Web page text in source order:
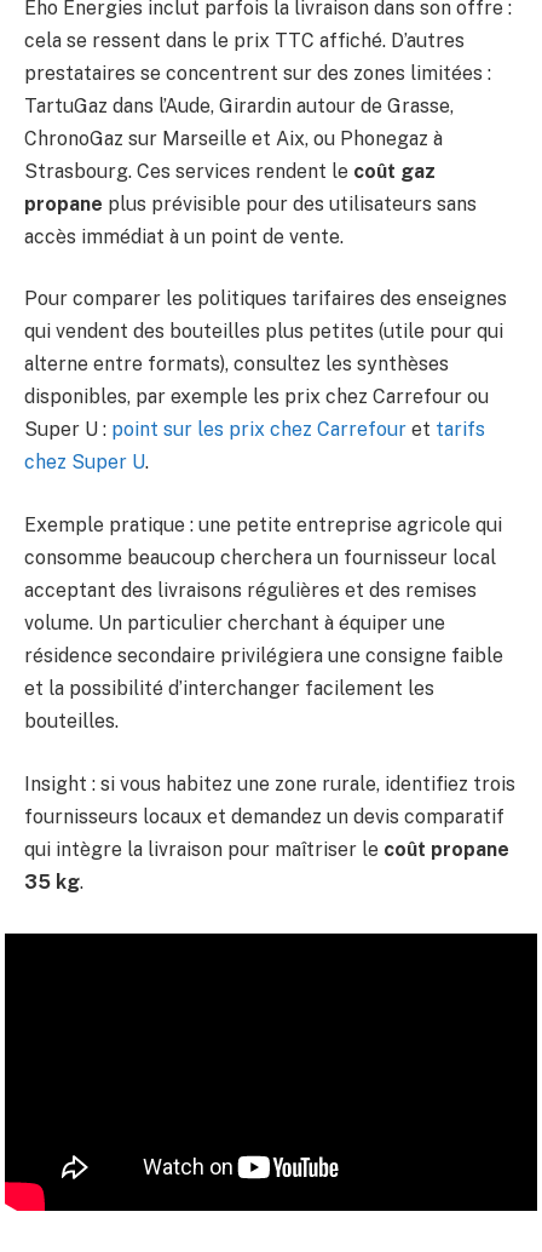
Eho Energies inclut parfois la livraison dans son offre :
cela se ressent dans le prix TTC affiché. D’autres
prestataires se concentrent sur des zones limitées :
TartuGaz dans l’Aude, Girardin autour de Grasse,
ChronoGaz sur Marseille et Aix, ou Phonegaz à
Strasbourg. Ces services rendent le coût gaz
propane plus prévisible pour des utilisateurs sans
accès immédiat à un point de vente.
Pour comparer les politiques tarifaires des enseignes
qui vendent des bouteilles plus petites (utile pour qui
alterne entre formats), consultez les synthèses
disponibles, par exemple les prix chez Carrefour ou
Super U : point sur les prix chez Carrefour et tarifs
chez Super U.
Exemple pratique : une petite entreprise agricole qui
consomme beaucoup cherchera un fournisseur local
acceptant des livraisons régulières et des remises
volume. Un particulier cherchant à équiper une
résidence secondaire privilégiera une consigne faible
et la possibilité d’interchanger facilement les
bouteilles.
Insight : si vous habitez une zone rurale, identifiez trois
fournisseurs locaux et demandez un devis comparatif
qui intègre la livraison pour maîtriser le coût propane
35 kg.